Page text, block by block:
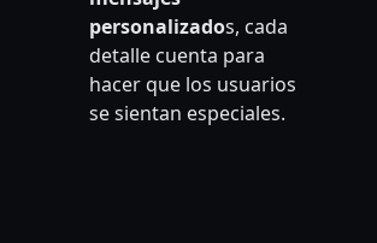
personalizados, cada
detalle cuenta para
hacer que los usuarios
se sientan especiales.